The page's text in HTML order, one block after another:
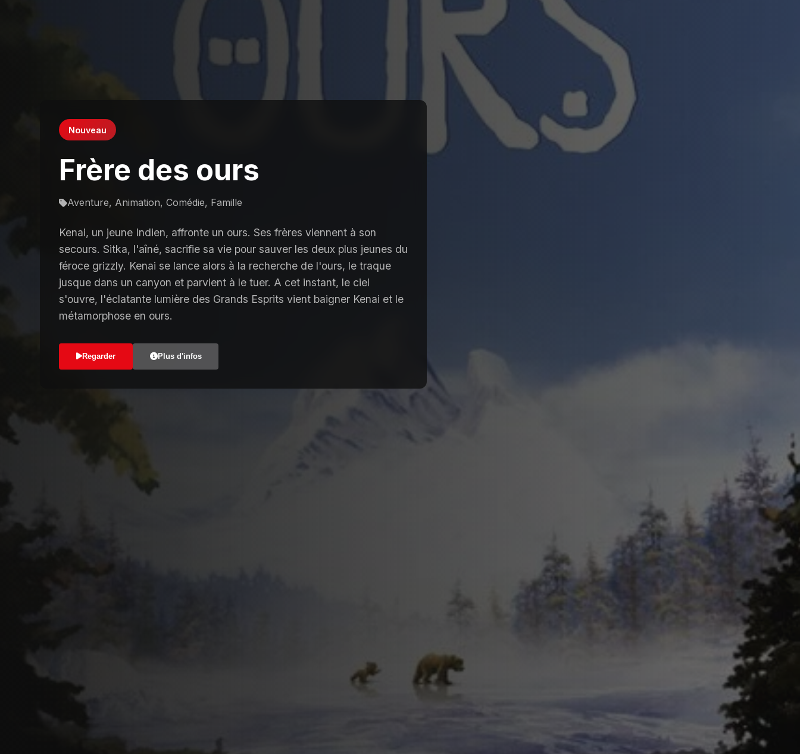
Nouveau
Frère des ours
Aventure, Animation, Comédie, Famille
Kenai, un jeune Indien, affronte un ours. Ses frères viennent à son
secours. Sitka, l'aîné, sacrifie sa vie pour sauver les deux plus jeunes du
féroce grizzly. Kenai se lance alors à la recherche de l'ours, le traque
jusque dans un canyon et parvient à le tuer. A cet instant, le ciel
s'ouvre, l'éclatante lumière des Grands Esprits vient baigner Kenai et le
métamorphose en ours.
Regarder Plus d'infos